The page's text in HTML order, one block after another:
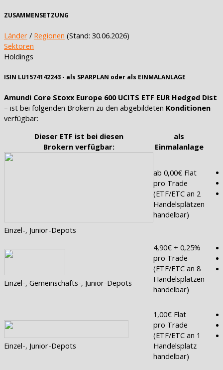
ZUSAMMENSETZUNG
Länder / Regionen (Stand: 30.06.2026)
Sektoren
Holdings
ISIN LU1574142243 - als SPARPLAN oder als EINMALANLAGE
Amundi Core Stoxx Europe 600 UCITS ETF EUR Hedged Dist
– ist bei folgenden Brokern zu den abgebildeten Konditionen
verfügbar:
Dieser ETF ist bei diesen
Brokern verfügbar:
als
Einmalanlage
Einzel-, Junior-Depots
ab 0,00€ Flat
pro Trade
(ETF/ETC an 2
Handelsplätzen
handelbar)
Einzel-, Gemeinschafts-, Junior-Depots
4,90€ + 0,25%
pro Trade
(ETF/ETC an 8
Handelsplätzen
handelbar)
Einzel-, Junior-Depots
1,00€ Flat
pro Trade
(ETF/ETC an 1
Handelsplatz
handelbar)